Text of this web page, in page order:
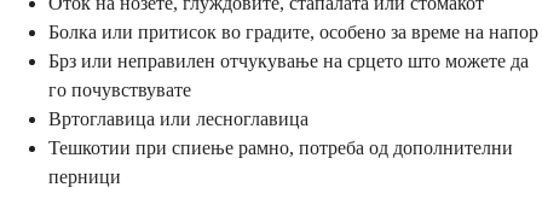
Болка или притисок во градите, особено за време на напор
Брз или неправилен отчукување на срцето што можете да
го почувствувате
Вртоглавица или лесноглавица
Тешкотии при спиење рамно, потреба од дополнителни
перници